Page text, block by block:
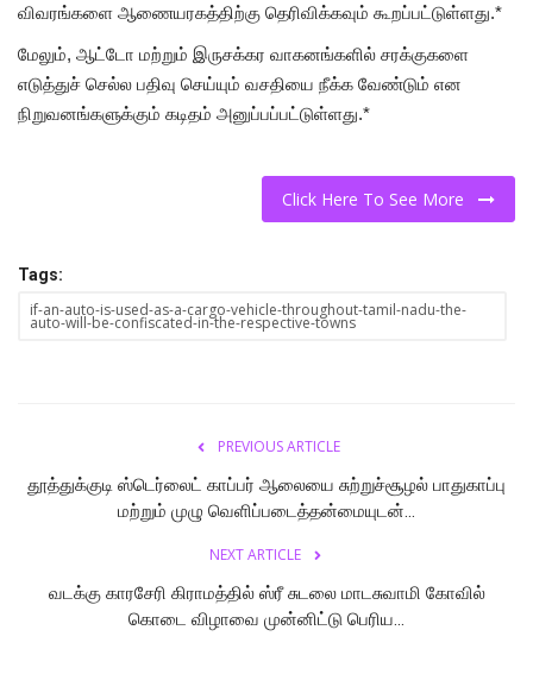
விவரங்களை ஆணையரகத்திற்கு தெரிவிக்கவும் கூறப்பட்டுள்ளது.*
மேலும், ஆட்டோ மற்றும் இருசக்கர வாகனங்களில் சரக்குகளை
எடுத்துச் செல்ல பதிவு செய்யும் வசதியை நீக்க வேண்டும் என
நிறுவனங்களுக்கும் கடிதம் அனுப்பப்பட்டுள்ளது.*
Click Here To See More
Tags:
if-an-auto-is-used-as-a-cargo-vehicle-throughout-tamil-nadu-the-
auto-will-be-confiscated-in-the-respective-towns
PREVIOUS ARTICLE
தூத்துக்குடி ஸ்டெர்லைட் காப்பர் ஆலையை சுற்றுச்சூழல் பாதுகாப்பு
மற்றும் முழு வெளிப்படைத்தன்மையுடன்...
NEXT ARTICLE
வடக்கு காரசேரி கிராமத்தில் ஸ்ரீ சுடலை மாடசுவாமி கோவில்
கொடை விழாவை முன்னிட்டு பெரிய...